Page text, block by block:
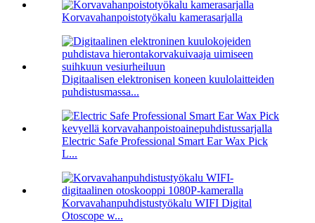
Korvavahanpoistotyökalu kamerasarjalla
Digitaalisen elektronisen koneen kuulolaitteiden
puhdistusmassa...
Electric Safe Professional Smart Ear Wax Pick
L...
Korvavahanpuhdistustyökalu WIFI Digital
Otoscope w...